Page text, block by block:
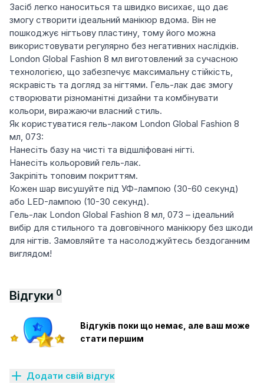
Засіб легко наноситься та швидко висихає, що дає
змогу створити ідеальний манікюр вдома. Він не
пошкоджує нігтьову пластину, тому його можна
використовувати регулярно без негативних наслідків.
London Global Fashion 8 мл виготовлений за сучасною
технологією, що забезпечує максимальну стійкість,
яскравість та догляд за нігтями. Гель-лак дає змогу
створювати різноманітні дизайни та комбінувати
кольори, виражаючи власний стиль.
Як користуватися гель-лаком London Global Fashion 8
мл, 073:
Нанесіть базу на чисті та відшліфовані нігті.
Нанесіть кольоровий гель-лак.
Закріпіть топовим покриттям.
Кожен шар висушуйте під УФ-лампою (30-60 секунд)
або LED-лампою (10-30 секунд).
Гель-лак London Global Fashion 8 мл, 073 – ідеальний
вибір для стильного та довговічного манікюру без шкоди
для нігтів. Замовляйте та насолоджуйтесь бездоганним
виглядом!
Відгуки 0
Відгуків поки що немає, але ваш може
стати першим
Додати свій відгук